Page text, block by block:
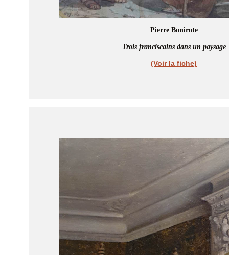
Pierre Bonirote
Trois franciscains dans un paysage
(Voir la fiche)